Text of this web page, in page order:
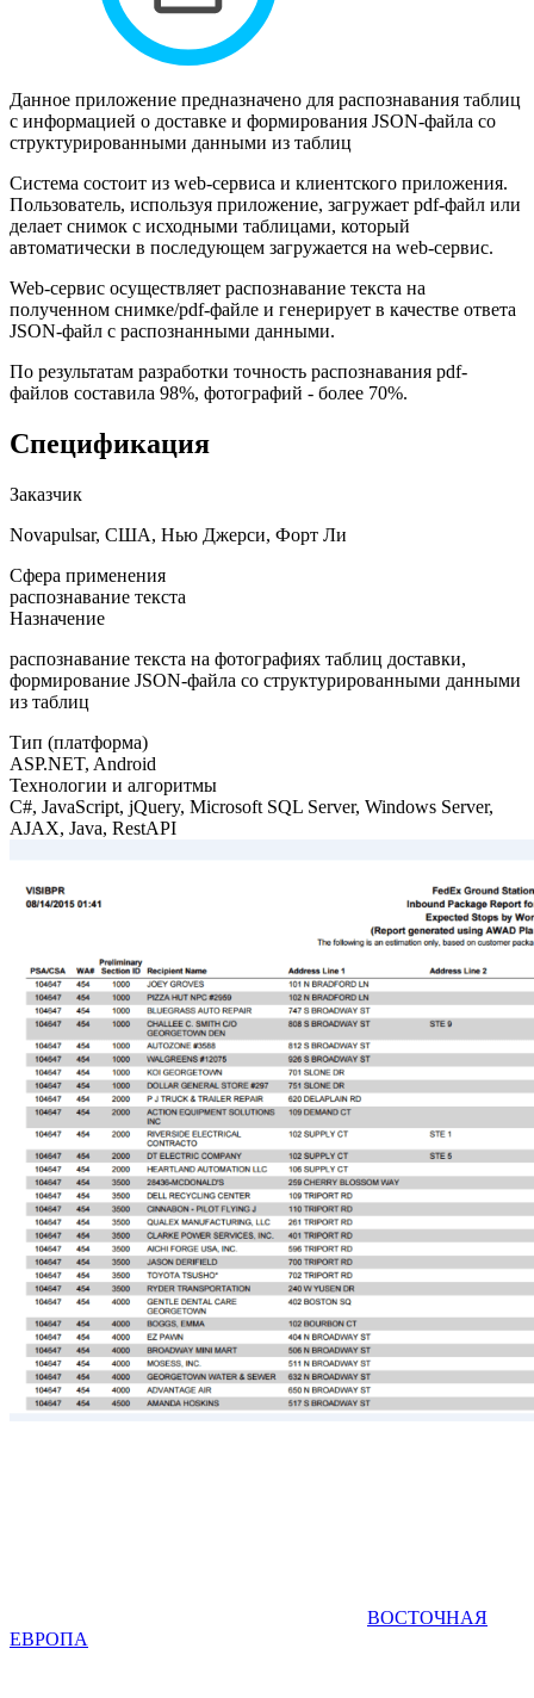
Данное приложение предназначено для распознавания таблиц
с информацией о доставке и формирования JSON-файла со
структурированными данными из таблиц
Система состоит из web-сервиса и клиентского приложения.
Пользователь, используя приложение, загружает pdf-файл или
делает снимок с исходными таблицами, который
автоматически в последующем загружается на web-сервис.
Web-сервис осуществляет распознавание текста на
полученном снимке/pdf-файле и генерирует в качестве ответа
JSON-файл с распознанными данными.
По результатам разработки точность распознавания pdf-
файлов составила 98%, фотографий - более 70%.
Спецификация
Заказчик
Novapulsar, США, Нью Джерси, Форт Ли
Сфера применения
распознавание текста
Назначение
распознавание текста на фотографиях таблиц доставки,
формирование JSON-файла со структурированными данными
из таблиц
Тип (платформа)
ASP.NET, Android
Технологии и алгоритмы
C#, JavaScript, jQuery, Microsoft SQL Server, Windows Server,
AJAX, Java, RestAPI
ВОСТОЧНАЯ
ЕВРОПА